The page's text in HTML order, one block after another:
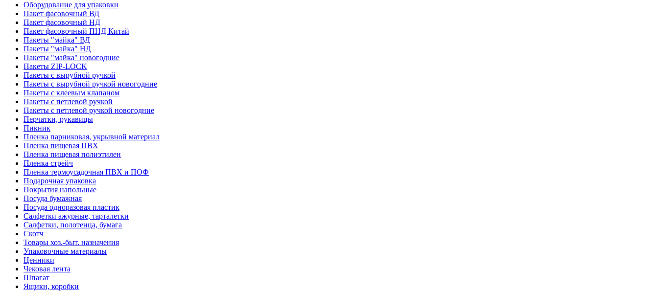
Оборудование для упаковки
Пакет фасовочный ВД
Пакет фасовочный НД
Пакет фасовочный ПНД Китай
Пакеты "майка" ВД
Пакеты "майка" НД
Пакеты "майка" новогодние
Пакеты ZIP-LOCK
Пакеты с вырубной ручкой
Пакеты с вырубной ручкой новогодние
Пакеты с клеевым клапаном
Пакеты с петлевой ручкой
Пакеты с петлевой ручкой новогодние
Перчатки, рукавицы
Пикник
Пленка парниковая, укрывной материал
Пленка пищевая ПВХ
Пленка пищевая полиэтилен
Пленка стрейч
Пленка термоусадочная ПВХ и ПОФ
Подарочная упаковка
Покрытия напольные
Посуда бумажная
Посуда одноразовая пластик
Салфетки ажурные, тарталетки
Салфетки, полотенца, бумага
Скотч
Товары хоз.-быт. назначения
Упаковочные материалы
Ценники
Чековая лента
Шпагат
Ящики, коробки